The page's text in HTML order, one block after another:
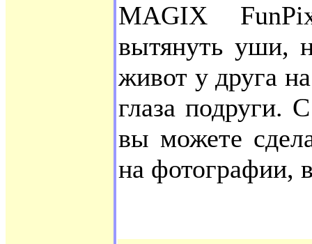
MAGIX
вытянуть уши,
живот у друга
глаза подруги.
вы можете
на фотографии,